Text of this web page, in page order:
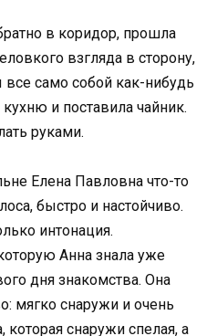
в коридор, прошла
взгляда в сторону,
само собой как-нибудь
и поставила чайник.
руками.
Елена Павловна что-то
быстро и настойчиво.
интонация.
Анна знала уже
дня знакомства. Она
мягко снаружи и очень
которая снаружи спелая, а